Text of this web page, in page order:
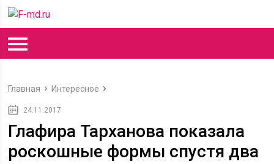
Главная Интересное
24.11.2017
Глафира Тарханова показала
роскошные формы спустя два